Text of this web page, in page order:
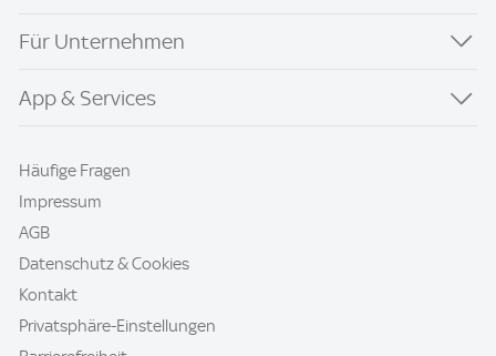
Für Unternehmen
App & Services
Häufige Fragen
Impressum
AGB
Datenschutz & Cookies
Kontakt
Privatsphäre-Einstellungen